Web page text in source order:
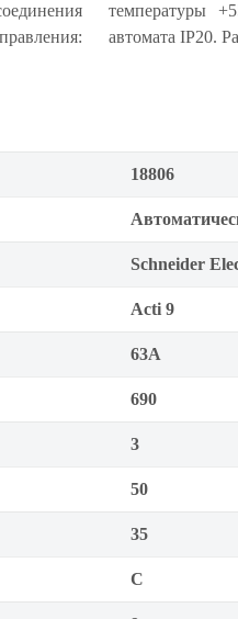
защиты
автомата IP20.
18806
Schneider
Acti 9
63А
690
3
50
35
C